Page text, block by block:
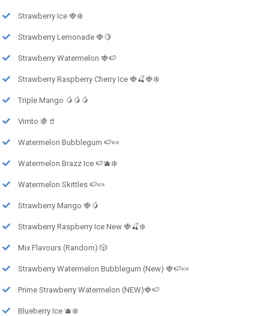
Strawberry Ice 🍓❄️
Strawberry Lemonade 🍓🍋
Strawberry Watermelon 🍓🍉
Strawberry Raspberry Cherry Ice 🍓🍒🍓❄️
Triple Mango 🥭🥭🥭
Vimto 🍇🥤
Watermelon Bubblegum 🍉🍬
Watermelon Brazz Ice 🍉🫐❄️
Watermelon Skittles 🍉🍬
Strawberry Mango 🍓🥭
Strawberry Raspberry Ice New 🍓🍒❄️
Mix Flavours (Random) 🎲
Strawberry Watermelon Bubblegum (New) 🍓🍉🍬
Prime Strawberry Watermelon (NEW)🍓🍉
Blueberry Ice 🫐❄️